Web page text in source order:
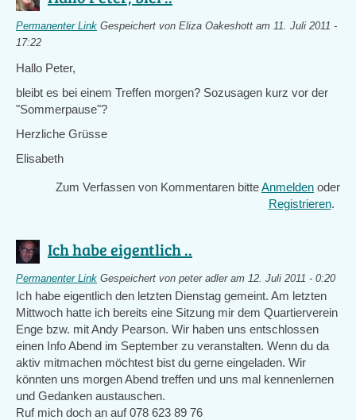
Permanenter Link Gespeichert von Eliza Oakeshott am 11. Juli 2011 -
17:22
Hallo Peter,
bleibt es bei einem Treffen morgen? Sozusagen kurz vor der
"Sommerpause"?
Herzliche Grüsse
Elisabeth
Zum Verfassen von Kommentaren bitteAnmelden oder
Registrieren.
Ich habe eigentlich ..
Permanenter Link Gespeichert von peter adleram 12. Juli 2011 - 0:20
Ich habe eigentlich den letzten Dienstag gemeint. Am letzten
Mittwoch hatte ich bereits eine Sitzung mir dem Quartierverein
Enge bzw. mit Andy Pearson. Wir haben uns entschlossen
einen Info Abend im September zu veranstalten. Wenn du da
aktiv mitmachen möchtest bist du gerne eingeladen. Wir
könnten uns morgen Abend treffen und uns mal kennenlernen
und Gedanken austauschen.
Ruf mich doch an auf 078 623 89 76